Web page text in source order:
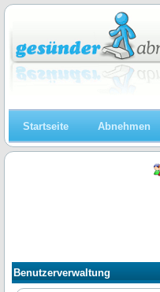
Startseite Abnehmen
Benutzerverwaltung